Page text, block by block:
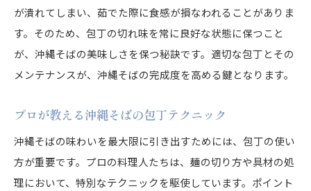
包丁と沖縄そばの文化的繋がり
現代に伝わる沖縄そばと包丁の関係
沖縄そばの進化を包丁で見る
包丁が引き出す沖縄そばの風味
沖縄そば独特の風味を包丁で作る
包丁が生む沖縄そばの風味の深み
沖縄そばの味を包丁で引き出す秘訣
が潰れてしまい、茹でた際に食感が損なわれることがありま
す。そのため、包丁の切れ味を常に良好な状態に保つこと
が、沖縄そばの美味しさを保つ秘訣です。適切な包丁とその
メンテナンスが、沖縄そばの完成度を高める鍵となります。
プロが教える沖縄そばの包丁テクニック
沖縄そばの味わいを最大限に引き出すためには、包丁の使い
方が重要です。プロの料理人たちは、麺の切り方や具材の処
理において、特別なテクニックを駆使しています。ポイント